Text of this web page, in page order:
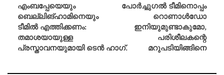
എംബപ്പേയെയും
ബെല്ലിങ്ഹാമിനെയും
ടീമിൽ എത്തിക്കണം:
തമാശയായുള്ള
പ്രസ്താവനയുമായി ടെൻ ഹാഗ്.
പോർച്ചുഗൽ ടീമിനൊപ്പം
റൊണാൾഡോ
ഇനിയുമുണ്ടാകുമോ,
പരിശീലകന്റെ
മറുപടിയിങ്ങിനെ